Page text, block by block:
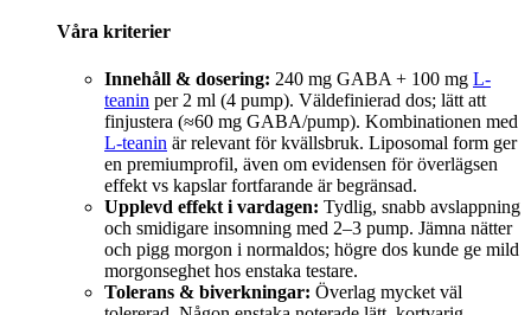
Våra kriterier
Innehåll & dosering: 240 mg GABA + 100 mg L-
teanin per 2 ml (4 pump). Väldefinierad dos; lätt att
finjustera (≈60 mg GABA/pump). Kombinationen med
L-teanin är relevant för kvällsbruk. Liposomal form ger
en premiumprofil, även om evidensen för överlägsen
effekt vs kapslar fortfarande är begränsad.
Upplevd effekt i vardagen: Tydlig, snabb avslappning
och smidigare insomning med 2–3 pump. Jämna nätter
och pigg morgon i normaldos; högre dos kunde ge mild
morgonseghet hos enstaka testare.
Tolerans & biverkningar: Överlag mycket väl